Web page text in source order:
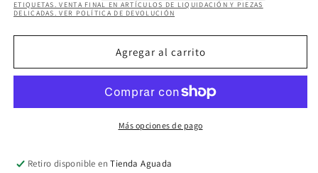
BRENDA
BRENDA
JUMPSUIT
ETIQUETAS. VENTA FINAL EN ARTÍCULOS DE LIQUIDACIÓN Y PIEZAS
DELICADAS. VER POLÍTICA DE DEVOLUCIÓN
Agregar al carrito
Más opciones de pago
Retiro disponible enTienda Aguada